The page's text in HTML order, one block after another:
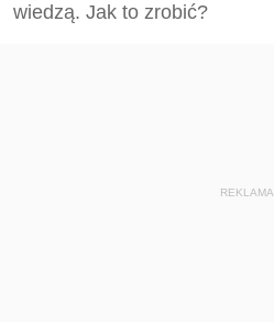
wiedzą. Jak to zrobić?
REKLAMA